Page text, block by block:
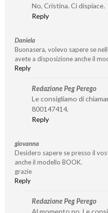
No, Cristina. Ci dispiace.
Reply
Daniela
Buonasera, volevo sapere se
avete a disposizione anche il
Reply
Redazione Peg Perego
Le consigliamo di
800147414.
Reply
giovanna
Desidero sapere se presso il
anche il modello BOOK.
grazie
Reply
Redazione Peg Perego
Al momento no. Le